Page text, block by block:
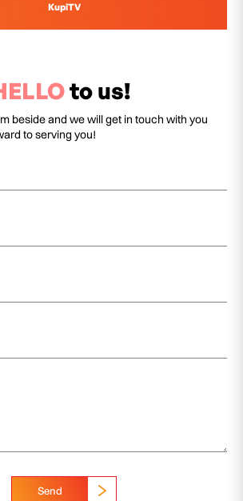
KupiTV
to us!
beside and we will get in touch with you
to serving you!
Send